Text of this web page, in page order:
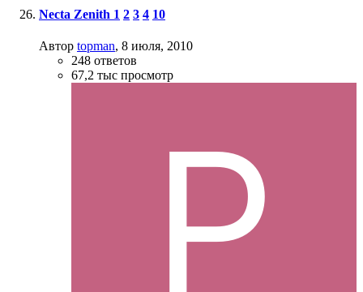
Necta Zenith 1 2 3 4 10
Автор topman, 8 июля, 2010
248 ответов
67,2 тыс просмотр